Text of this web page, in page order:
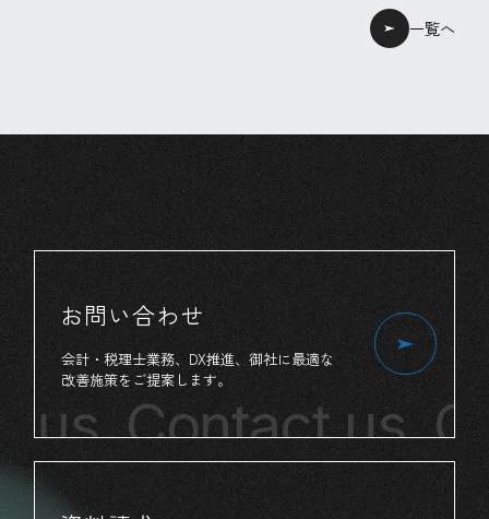
一覧へ
usContact us
お問い合わせ
会計・税理士業務、DX推進、 御社に最適な
改善施策を ご提案します。